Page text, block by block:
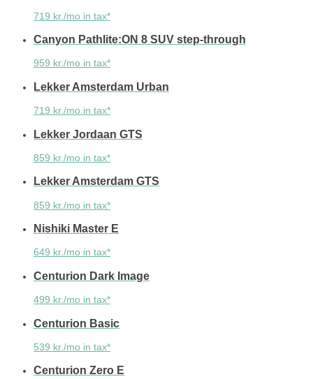
719 kr./mo in tax*
Canyon Pathlite:ON 8 SUV step-through
959 kr./mo in tax*
Lekker Amsterdam Urban
719 kr./mo in tax*
Lekker Jordaan GTS
859 kr./mo in tax*
Lekker Amsterdam GTS
859 kr./mo in tax*
Nishiki Master E
649 kr./mo in tax*
Centurion Dark Image
499 kr./mo in tax*
Centurion Basic
539 kr./mo in tax*
Centurion Zero E